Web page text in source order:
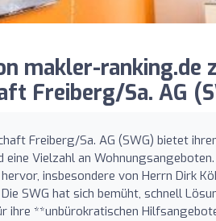
makler-ranking.de
Freiberg/Sa. AG
Freiberg/Sa. AG (SWG) bietet
Vielzahl an
insbesondere von Herrn Dirk
SWG hat sich bemüht, schnell
ihre **unbürokratischen